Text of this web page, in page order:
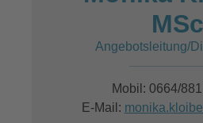
MSc
Angebotsleitung/
Mobil: 0664/
E-Mail: